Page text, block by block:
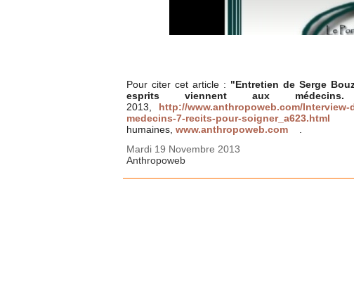
Pour citer cet article : "Entretien de Serge
esprits viennent aux
2013, http://www.anthropoweb.com/
medecins-7-recits-pour-soigner_a623.html
humaines, www.anthropoweb.com
Mardi 19 Novembre 2013
Anthropoweb